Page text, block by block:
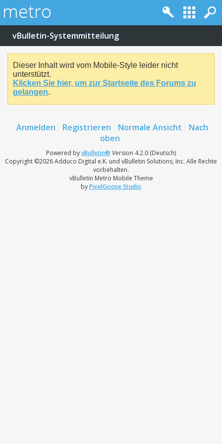
vBulletin-Systemmitteilung
Dieser Inhalt wird vom Mobile-Style leider nicht
unterstützt.
Klicken Sie hier, um zur Startseite des Forums zu
gelangen.
Anmelden Registrieren Normale Ansicht
Nach
oben
Powered byvBulletin® Version 4.2.0 (Deutsch)
Copyright ©2026 Adduco Digital e.K. und vBulletin Solutions, Inc. Alle Rechte
vorbehalten.
vBulletin Metro Mobile Theme
byPixelGoose Studio